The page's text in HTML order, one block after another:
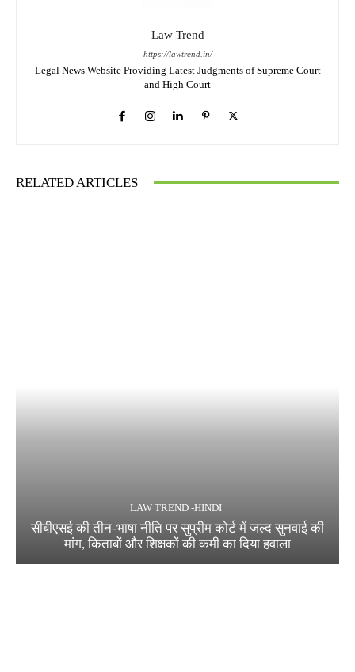
Law Trend
https://lawtrend.in/
Legal News Website Providing Latest Judgments of Supreme Court
and High Court
RELATED ARTICLES
LAW TREND -HINDI
सीबीएसई की तीन-भाषा नीति पर सुप्रीम कोर्ट में जल्द सुनवाई की
मांग, किताबों और शिक्षकों की कमी का दिया हवाला